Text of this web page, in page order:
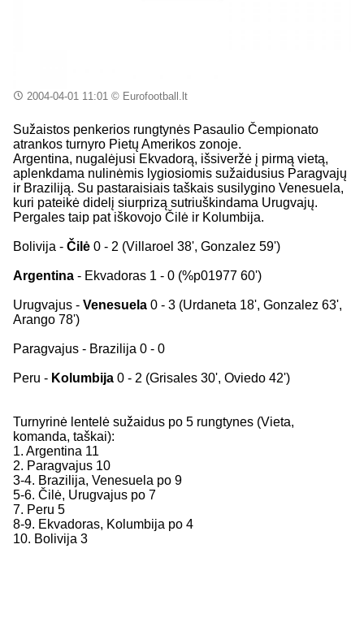
2004-04-01 11:01© Eurofootball.lt
Sužaistos penkerios rungtynės Pasaulio Čempionato
atrankos turnyro Pietų Amerikos zonoje.
Argentina, nugalėjusi Ekvadorą, išsiveržė į pirmą vietą,
aplenkdama nulinėmis lygiosiomis sužaidusius Paragvajų
ir Braziliją. Su pastaraisiais taškais susilygino Venesuela,
kuri pateikė didelį siurprizą sutriuškindama Urugvajų.
Pergales taip pat iškovojo Čilė ir Kolumbija.
Bolivija - Čilė 0 - 2 (Villaroel 38', Gonzalez 59')
Argentina - Ekvadoras 1 - 0 (%p01977 60')
Urugvajus - Venesuela 0 - 3 (Urdaneta 18', Gonzalez 63',
Arango 78')
Paragvajus - Brazilija 0 - 0
Peru - Kolumbija 0 - 2 (Grisales 30', Oviedo 42')
Turnyrinė lentelė sužaidus po 5 rungtynes (Vieta,
komanda, taškai):
1. Argentina 11
2. Paragvajus 10
3-4. Brazilija, Venesuela po 9
5-6. Čilė, Urugvajus po 7
7. Peru 5
8-9. Ekvadoras, Kolumbija po 4
10. Bolivija 3